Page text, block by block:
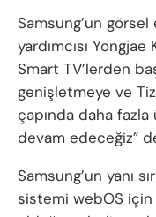
Samsung’un
yardımcısı
Smart TV’lerden
genişletmeye ve
çapında daha fazla
devam edeceğiz”
Samsung’un yanı
sistemi webOS